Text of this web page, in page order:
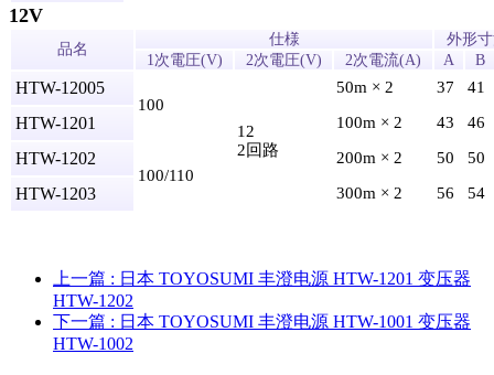
12V
品名
仕様
外形
1次電圧(V)
2次電圧(V) 2次電流(A) A B
HTW-12005
100
12
2回路
50m × 2 37 41
HTW-1201 100m × 2 43 46
HTW-1202
100/110
200m × 2 50 50
HTW-1203 300m × 2 56 54
上一篇 : 日本 TOYOSUMI 丰澄电源 HTW-1201 变压器
HTW-1202
下一篇 : 日本 TOYOSUMI 丰澄电源 HTW-1001 变压器
HTW-1002